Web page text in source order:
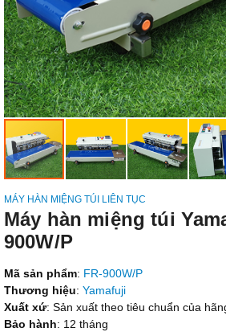
MÁY HÀN MIỆNG TÚI LIÊN TỤC
Máy hàn miệng túi
900W/P
Mã sản phẩm: FR-900W/P
Thương hiệu: Yamafuji
Xuất xứ: Sản xuất theo tiêu chuẩn của
Bảo hành: 12 tháng